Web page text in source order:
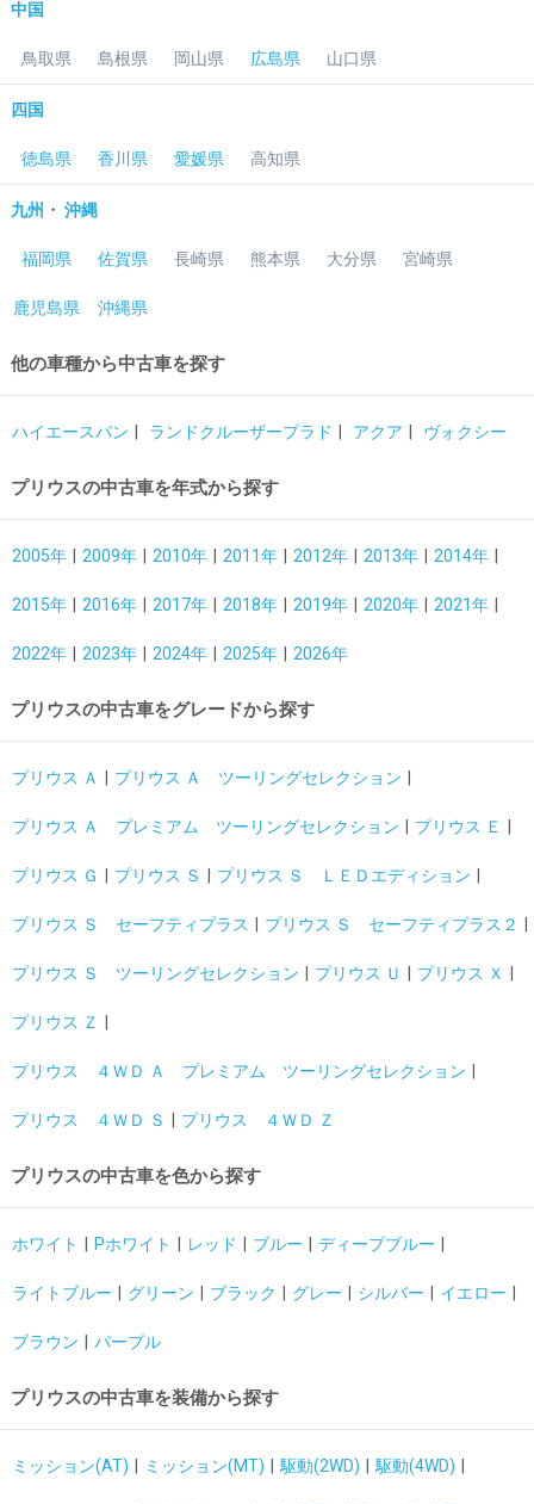
中国
鳥取県 島根県 岡山県 広島県 山口県
四国
徳島県 香川県 愛媛県 高知県
九州 ・ 沖縄
福岡県 佐賀県 長崎県 熊本県 大分県 宮崎県
鹿児島県 沖縄県
他の車種から中古車を探す
ハイエースバン ランドクルーザープラド アクア ヴォクシー
プリウスの中古車を年式から探す
2005年 2009年 2010年 2011年 2012年 2013年 2014年
2015年 2016年 2017年 2018年 2019年 2020年 2021年
2022年 2023年 2024年 2025年 2026年
プリウスの中古車をグレードから探す
プリウス Ａ プリウス Ａ ツーリングセレクション
プリウス Ａ プレミアム ツーリングセレクション プリウス Ｅ
プリウス Ｇ プリウス Ｓ プリウス Ｓ ＬＥＤエディション
プリウス Ｓ セーフティプラス プリウス Ｓ セーフティプラス２
プリウス Ｓ ツーリングセレクション プリウス Ｕ プリウス Ｘ
プリウス Ｚ
プリウス ４ＷＤ Ａ プレミアム ツーリングセレクション
プリウス ４ＷＤ Ｓ プリウス ４ＷＤ Ｚ
プリウスの中古車を色から探す
ホワイト Pホワイト レッド ブルー ディープブルー
ライトブルー グリーン ブラック グレー シルバー イエロー
ブラウン パープル
プリウスの中古車を装備から探す
ミッション(AT) ミッション(MT) 駆動(2WD) 駆動(4WD)